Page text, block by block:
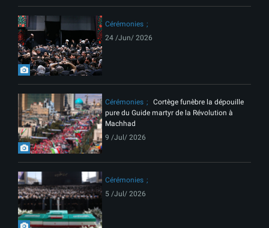
Cérémonies
24 /Jun/ 2026
Cérémonies
Cortège funèbre la dépouille
pure du Guide martyr de la Révolution à
Machhad
9 /Jul/ 2026
Cérémonies
5 /Jul/ 2026